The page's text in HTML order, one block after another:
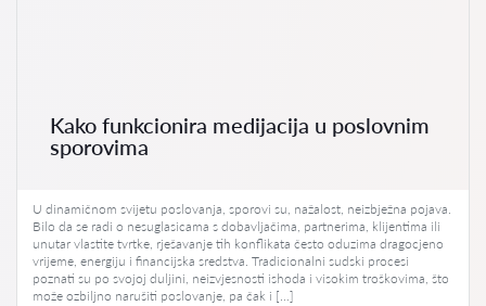
Kako funkcionira medijacija u poslovnim
sporovima
U dinamičnom svijetu poslovanja, sporovi su, nažalost, neizbježna pojava.
Bilo da se radi o nesuglasicama s dobavljačima, partnerima, klijentima ili
unutar vlastite tvrtke, rješavanje tih konflikata često oduzima dragocjeno
vrijeme, energiju i financijska sredstva. Tradicionalni sudski procesi
poznati su po svojoj duljini, neizvjesnosti ishoda i visokim troškovima, što
može ozbiljno narušiti poslovanje, pa čak i […]